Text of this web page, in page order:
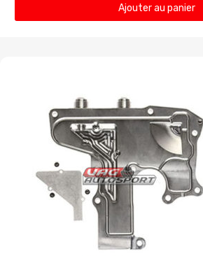
Ajouter au panier